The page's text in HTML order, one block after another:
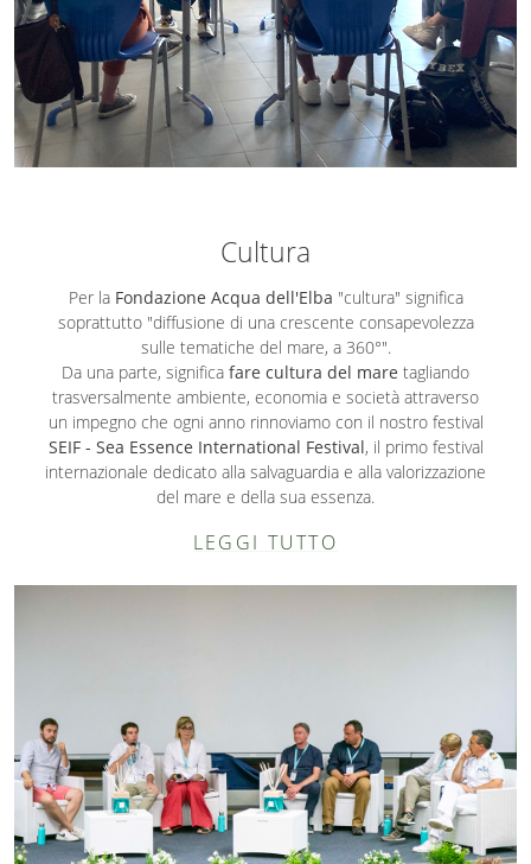
Cultura
Per la Fondazione Acqua dell'Elba "cultura" significa
soprattutto "diffusione di una crescente consapevolezza
sulle tematiche del mare, a 360°".
Da una parte, significa fare cultura del mare tagliando
trasversalmente ambiente, economia e società attraverso
un impegno che ogni anno rinnoviamo con il nostro festival
SEIF - Sea Essence International Festival, il primo festival
internazionale dedicato alla salvaguardia e alla valorizzazione
del mare e della sua essenza.
LEGGI TUTTO